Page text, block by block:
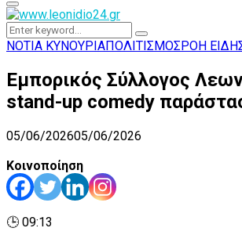
Primary
Menu
Search
for:
Search
ΝΟΤΙΑ ΚΥΝΟΥΡΙΑΠΟΛΙΤΙΣΜΟΣ ΡΟΗ
Εμπορικός Σύλλογος
stand-up comedy
05/06/202605/06/2026
Κοινοποίηση
🕒 09:13